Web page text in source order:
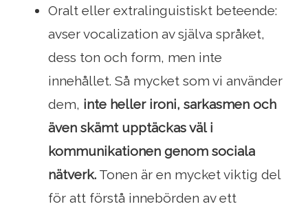
Oralt eller extralinguistiskt beteende:
avser vocalization av själva språket,
dess ton och form, men inte
innehållet. Så mycket som vi använder
dem, inte heller ironi, sarkasmen och
även skämt upptäckas väl i
kommunikationen genom sociala
nätverk. Tonen är en mycket viktig del
för att förstå innebörden av ett